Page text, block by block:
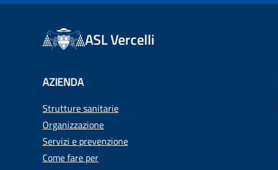
ASL Vercelli
AZIENDA
Strutture sanitarie
Organizzazione
Servizi e prevenzione
Come fare per